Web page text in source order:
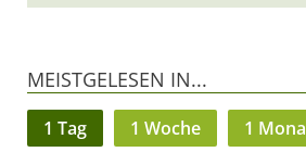
MEISTGELESEN IN...
1 Tag 1 Woche 1